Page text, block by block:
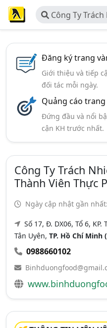
Công Ty
Một Thành Viên
Đăng ký trang
Giới thiệu và tiếp
đối tác mỗi ngày.
Quảng cáo trang
Đứng đầu và nổi
cận KH trước nhất.
Công Ty Trách
Thành Viên Thực
Ngày cập nhật gần
Số 17, Đ. DX06, Tổ 6, KP.
Tân Uyên, TP. Hồ Chí Minh
0988660102